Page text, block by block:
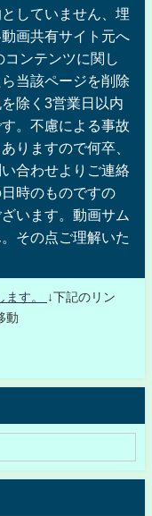
していません、埋
画共有サイト元へ
ンテンツに関し
当該ページを削除
除く3営業日以内
。不慮による事故
りますので何卒、
合わせよりご連絡
時のものですの
います。動画サム
その点ご理解いた
ます。
↓下記のリン
動